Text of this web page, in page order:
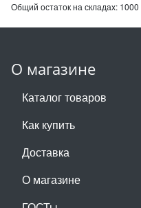
Общий остаток на складах: 1000
О магазине
Каталог товаров
Как купить
Доставка
О магазине